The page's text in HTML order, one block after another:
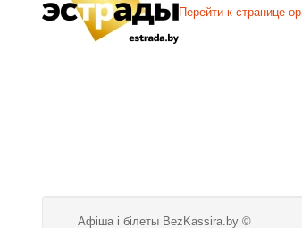
Перейти к странице
Афіша і білеты BezKassira.by ©